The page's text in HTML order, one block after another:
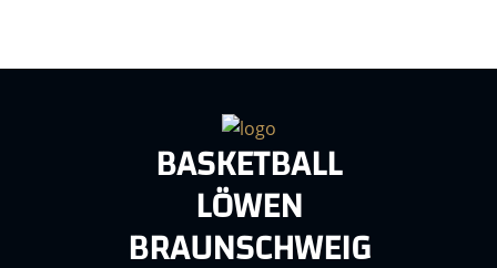
BASKETBALL
LÖWEN
BRAUNSCHWEIG